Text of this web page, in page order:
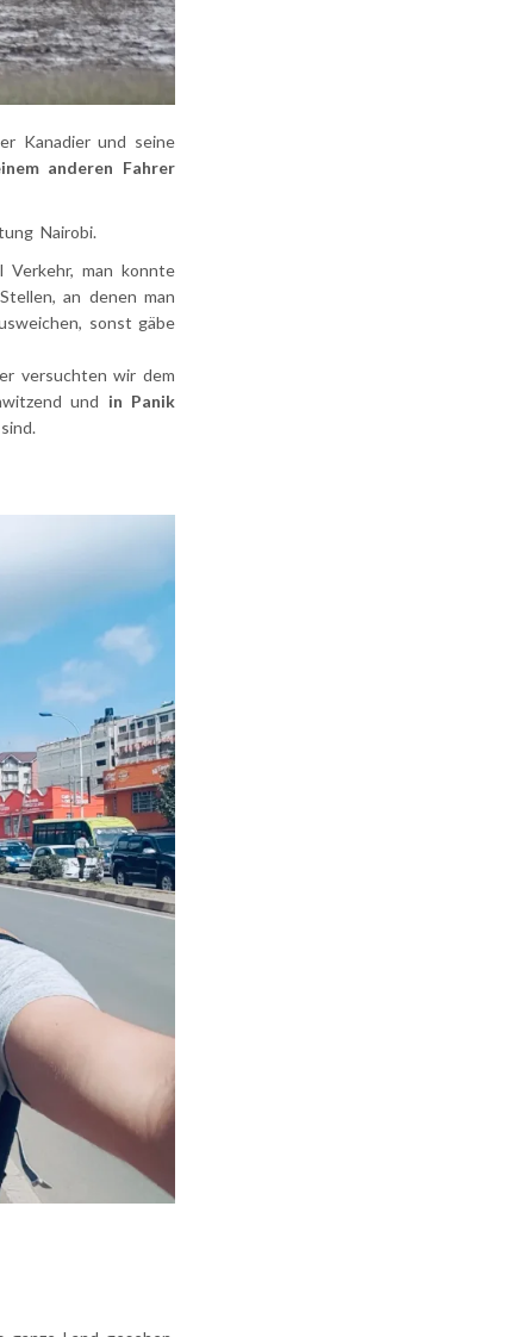
Kanadier und seine
anderen Fahrer
Nairobi.
Verkehr, man konnte
an denen man
sonst gäbe
versuchten wir dem
und in Panik